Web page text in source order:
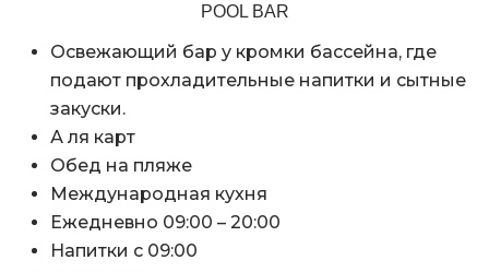
POOL BAR
Освежающий бар у кромки бассейна, где
подают прохладительные напитки и сытные
закуски.
А ля карт
Обед на пляже
Международная кухня
Ежедневно 09:00 – 20:00
Напитки с 09:00